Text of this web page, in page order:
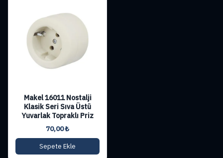
Makel 16011 Nostalji
Klasik Seri Sıva Üstü
Yuvarlak Topraklı Priz
70,00₺
Sepete Ekle